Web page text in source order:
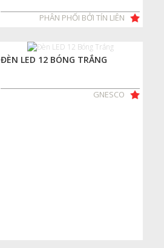
PHÂN PHỐI BỞI TÍN LIÊN
ĐÈN LED 12 BÓNG TRẮNG
GNESCO